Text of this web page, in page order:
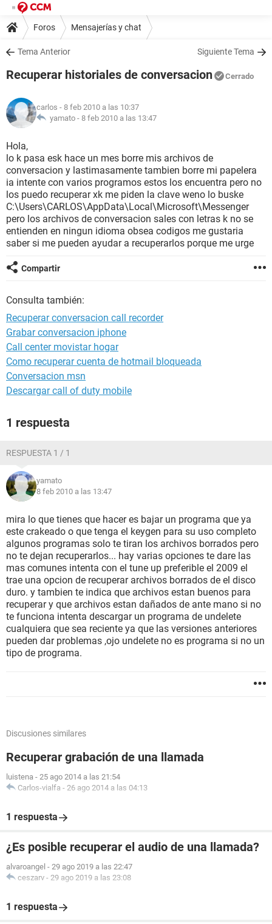
Foros Mensajerías y chat
Tema Anterior Siguiente Tema
Recuperar historiales de conversacion Cerrado
carlos - 8 feb 2010 a las 10:37
yamato - 8 feb 2010 a las 13:47
Hola,
lo k pasa esk hace un mes borre mis archivos de
conversacion y lastimasamente tambien borre mi papelera
ia intente con varios programos estos los encuentra pero no
los puedo recuperar xk me piden la clave weno lo buske
C:\Users\CARLOS\AppData\Local\Microsoft\Messenger
pero los archivos de conversacion sales con letras k no se
entienden en ningun idioma obsea codigos me gustaria
saber si me pueden ayudar a recuperarlos porque me urge
Compartir
Consulta también:
Recuperar conversacion call recorder
Grabar conversacion iphone
Call center movistar hogar
Como recuperar cuenta de hotmail bloqueada
Conversacion msn
Descargar call of duty mobile
1 respuesta
RESPUESTA 1 / 1
yamato
8 feb 2010 a las 13:47
mira lo que tienes que hacer es bajar un programa que ya
este crakeado o que tenga el keygen para su uso completo
algunos programas solo te tiran los archivos borrados pero
no te dejan recuperarlos... hay varias opciones te dare las
mas comunes intenta con el tune up preferible el 2009 el
trae una opcion de recuperar archivos borrados de el disco
duro. y tambien te indica que archivos estan buenos para
recuperar y que archivos estan dañados de ante mano si no
te funciona intenta descargar un programa de undelete
cualquiera que sea reciente ya que las versiones anteriores
pueden dar problemas ,ojo undelete no es programa si no un
tipo de programa.
Discusiones similares
Recuperar grabación de una llamada
luistena - 25 ago 2014 a las 21:54
Carlos-vialfa - 26 ago 2014 a las 04:13
1 respuesta
¿Es posible recuperar el audio de una llamada?
alvaroangel - 29 ago 2019 a las 22:47
ceszarv - 29 ago 2019 a las 23:08
1 respuesta